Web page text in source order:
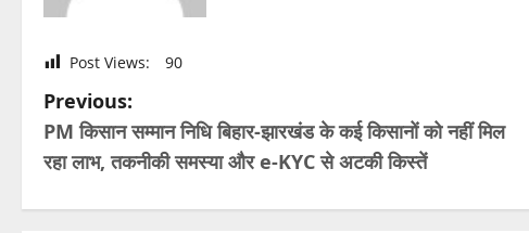
Post Views: 90
P
o
s
Previous:
PM किसान सम्मान निधि बिहार-झारखंड के कई किसानों को नहीं मिल
रहा लाभ, तकनीकी समस्या और e-KYC से अटकी किस्तें